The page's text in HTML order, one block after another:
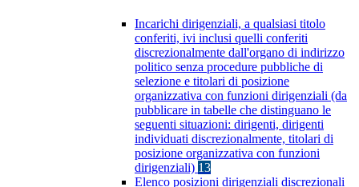
Incarichi dirigenziali, a qualsiasi titolo
conferiti, ivi inclusi quelli conferiti
discrezionalmente dall'organo di indirizzo
politico senza procedure pubbliche di
selezione e titolari di posizione
organizzativa con funzioni dirigenziali (da
pubblicare in tabelle che distinguano le
seguenti situazioni: dirigenti, dirigenti
individuati discrezionalmente, titolari di
posizione organizzativa con funzioni
dirigenziali) 13
Elenco posizioni dirigenziali discrezionali